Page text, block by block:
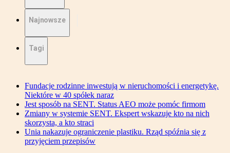
Najnowsze
Tagi
Fundacje rodzinne inwestują w nieruchomości i energetykę.
Niektóre w 40 spółek naraz
Jest sposób na SENT. Status AEO może pomóc firmom
Zmiany w systemie SENT. Ekspert wskazuje kto na nich
skorzysta, a kto straci
Unia nakazuje ograniczenie plastiku. Rząd spóźnia się z
przyjęciem przepisów